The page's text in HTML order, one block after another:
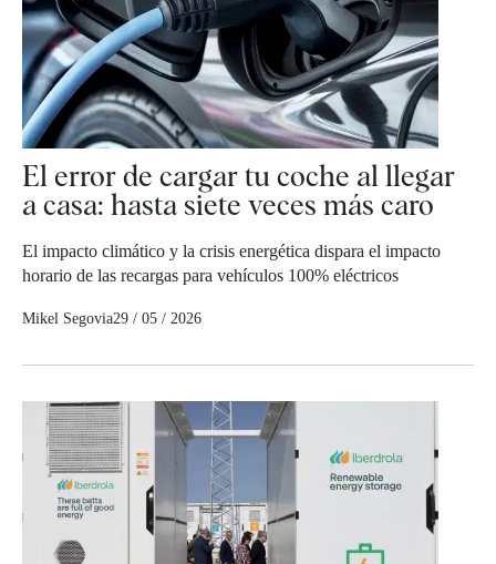
El error de cargar tu coche al llegar
a casa: hasta siete veces más caro
El impacto climático y la crisis energética dispara el impacto
horario de las recargas para vehículos 100% eléctricos
Mikel Segovia29 / 05 / 2026